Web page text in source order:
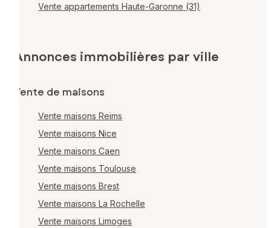
Vente appartements Haute-Garonne (31)
Annonces immobilières par ville
Vente de maisons
Vente maisons Reims
Vente maisons Nice
Vente maisons Caen
Vente maisons Toulouse
Vente maisons Brest
Vente maisons La Rochelle
Vente maisons Limoges